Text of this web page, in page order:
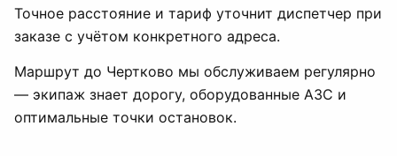
Точное расстояние и тариф уточнит диспетчер при
заказе с учётом конкретного адреса.
Маршрут до Чертково мы обслуживаем регулярно
— экипаж знает дорогу, оборудованные АЗС и
оптимальные точки остановок.